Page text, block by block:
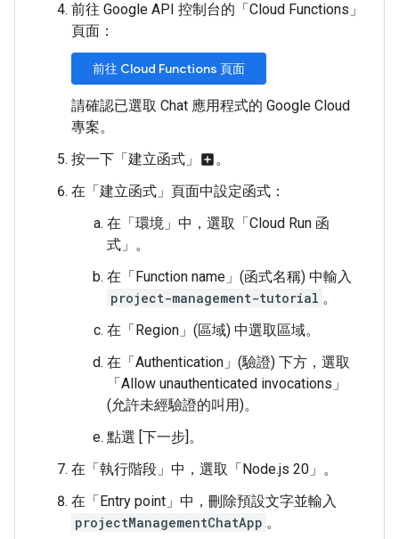
前往 Google API 控制台的「Cloud Functions」
頁面：
前往 Cloud Functions 頁面
請確認已選取 Chat 應用程式的 Google Cloud
專案。
按一下「建立函式」
add_box。
在「建立函式」 頁面中設定函式：
在「環境」 中，選取「Cloud Run 函
式」 。
在「Function name」(函式名稱) 中輸入
project-management-tutorial 。
在「Region」(區域) 中選取區域。
在「Authentication」(驗證) 下方，選取
「Allow unauthenticated invocations」
(允許未經驗證的叫用)。
點選 [下一步]。
在「執行階段」 中，選取「Node.js 20」 。
在「Entry point」 中，刪除預設文字並輸入
projectManagementChatApp 。